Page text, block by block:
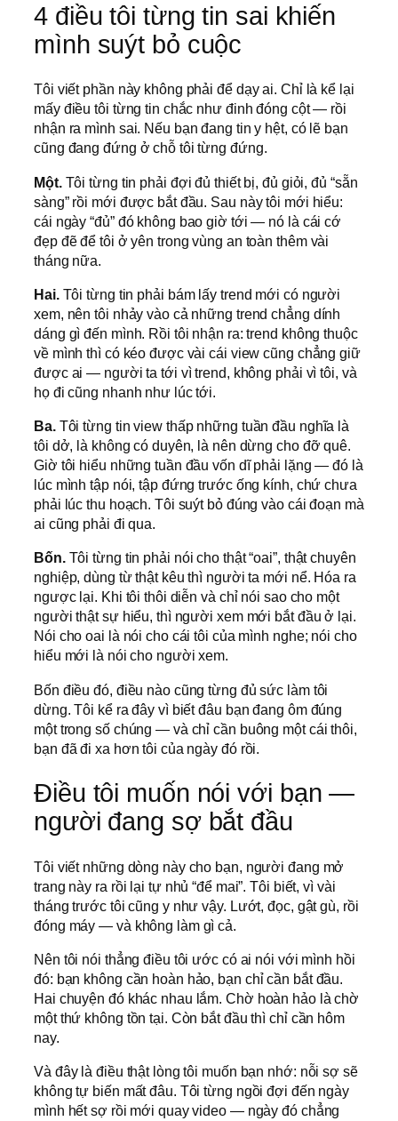
4 điều tôi từng tin sai khiến
mình suýt bỏ cuộc
Tôi viết phần này không phải để dạy ai. Chỉ là kể lại
mấy điều tôi từng tin chắc như đinh đóng cột — rồi
nhận ra mình sai. Nếu bạn đang tin y hệt, có lẽ bạn
cũng đang đứng ở chỗ tôi từng đứng.
Một. Tôi từng tin phải đợi đủ thiết bị, đủ giỏi, đủ “sẵn
sàng” rồi mới được bắt đầu. Sau này tôi mới hiểu:
cái ngày “đủ” đó không bao giờ tới — nó là cái cớ
đẹp đẽ để tôi ở yên trong vùng an toàn thêm vài
tháng nữa.
Hai.Tôi từng tin phải bám lấy trend mới có người
xem, nên tôi nhảy vào cả những trend chẳng dính
dáng gì đến mình. Rồi tôi nhận ra: trend không thuộc
về mình thì có kéo được vài cái view cũng chẳng giữ
được ai — người ta tới vì trend, không phải vì tôi, và
họ đi cũng nhanh như lúc tới.
Ba.Tôi từng tin view thấp những tuần đầu nghĩa là
tôi dở, là không có duyên, là nên dừng cho đỡ quê.
Giờ tôi hiểu những tuần đầu vốn dĩ phải lặng — đó là
lúc mình tập nói, tập đứng trước ống kính, chứ chưa
phải lúc thu hoạch. Tôi suýt bỏ đúng vào cái đoạn mà
ai cũng phải đi qua.
Bốn.Tôi từng tin phải nói cho thật “oai”, thật chuyên
nghiệp, dùng từ thật kêu thì người ta mới nể. Hóa ra
ngược lại. Khi tôi thôi diễn và chỉ nói sao cho một
người thật sự hiểu, thì người xem mới bắt đầu ở lại.
Nói cho oai là nói cho cái tôi của mình nghe; nói cho
hiểu mới là nói cho người xem.
Bốn điều đó, điều nào cũng từng đủ sức làm tôi
dừng. Tôi kể ra đây vì biết đâu bạn đang ôm đúng
một trong số chúng — và chỉ cần buông một cái thôi,
bạn đã đi xa hơn tôi của ngày đó rồi.
Điều tôi muốn nói với bạn —
người đang sợ bắt đầu
Tôi viết những dòng này cho bạn, người đang mở
trang này ra rồi lại tự nhủ “để mai”. Tôi biết, vì vài
tháng trước tôi cũng y như vậy. Lướt, đọc, gật gù, rồi
đóng máy — và không làm gì cả.
Nên tôi nói thẳng điều tôi ước có ai nói với mình hồi
đó: bạn không cần hoàn hảo, bạn chỉ cần bắt đầu.
Hai chuyện đó khác nhau lắm. Chờ hoàn hảo là chờ
một thứ không tồn tại. Còn bắt đầu thì chỉ cần hôm
nay.
Và đây là điều thật lòng tôi muốn bạn nhớ: nỗi sợ sẽ
không tự biến mất đâu. Tôi từng ngồi đợi đến ngày
mình hết sợ rồi mới quay video — ngày đó chẳng